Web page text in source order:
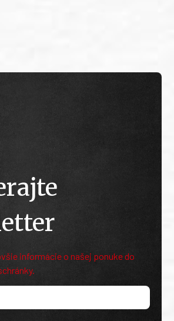
informácie o našej ponuke do